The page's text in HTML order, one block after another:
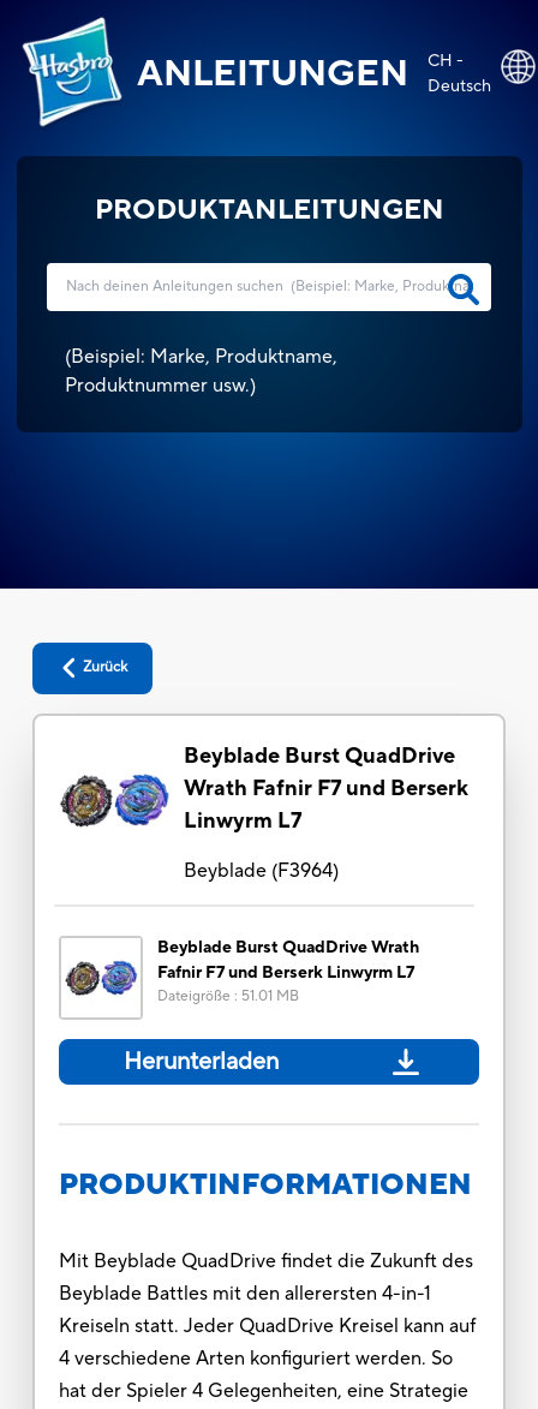
ANLEITUNGEN
CH -
Deutsch
PRODUKTANLEITUNGEN
(Beispiel: Marke, Produktname,
Produktnummer usw.)
Zurück
Beyblade Burst QuadDrive
Wrath Fafnir F7 und Berserk
Linwyrm L7
Beyblade(F3964)
Beyblade Burst QuadDrive Wrath
Fafnir F7 und Berserk Linwyrm L7
Dateigröße : 51.01 MB
Herunterladen
PRODUKTINFORMATIONEN
Mit Beyblade QuadDrive findet die Zukunft des
Beyblade Battles mit den allerersten 4-in-1
Kreiseln statt. Jeder QuadDrive Kreisel kann auf
4 verschiedene Arten konfiguriert werden. So
hat der Spieler 4 Gelegenheiten, eine Strategie